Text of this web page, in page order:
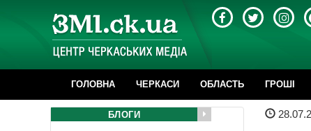
ГОЛОВНА ЧЕРКАСИ ОБЛАСТЬ ГРОШІ
БЛОГИ